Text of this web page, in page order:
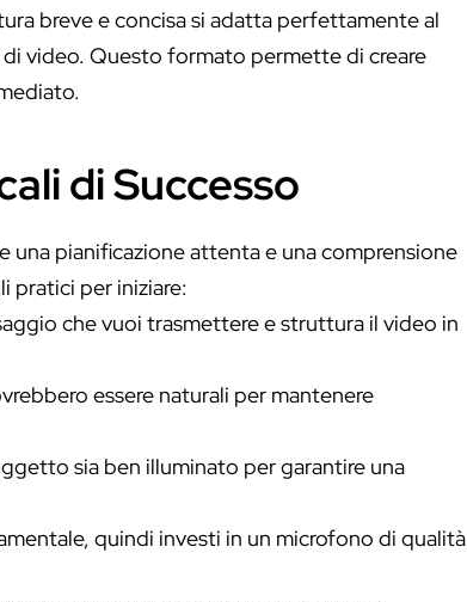
breve e concisa si adatta perfettamente al
video. Questo formato permette di creare
di Successo
una pianificazione attenta e una comprensione
pratici per iniziare:
che vuoi trasmettere e struttura il video in
essere naturali per mantenere
sia ben illuminato per garantire una
quindi investi in un microfono di qualità